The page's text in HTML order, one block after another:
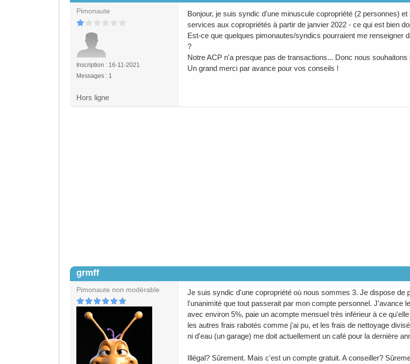
Pimonaute
Inscription : 16-11-2021
Messages : 1
Bonjour, je suis syndic d'une minuscule copropriété (2 personnes)
services aux copropriétés à partir de janvier 2022 - ce qui est bien
Est-ce que quelques pimonautes/syndics pourraient me renseigner
?
Notre ACP n'a presque pas de transactions... Donc nous
Un grand merci par avance pour vos conseils !
Hors ligne
grmff
Pimonaute non modérable
Je suis syndic d'une copropriété où nous sommes 3. Je dispose de
l'unanimité que tout passerait par mon compte personnel. J'avance
avec environ 5%, paie un acompte mensuel très inférieur à ce
les autres frais rabotés comme j'ai pu, et les frais de nettoyage
ni d'eau (un garage) me doit actuellement un café pour la dernière
Illégal? Sûrement. Mais c'est un compte gratuit. A conseiller?